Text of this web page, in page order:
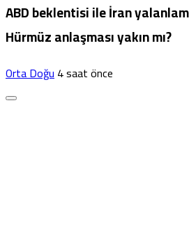
ABD beklentisi ile İran
Hürmüz anlaşması yakın mı?
Orta Doğu4 saat önce